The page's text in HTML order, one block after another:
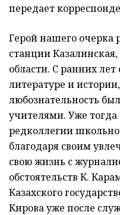
передает
Герой нашего очерка
станции
области. С ранних
литературе и
любознательность
учителями. Уже тогда
редколлегии
благодаря своим
свою жизнь с
обстоятельств К.
Казахского
Кирова уже после